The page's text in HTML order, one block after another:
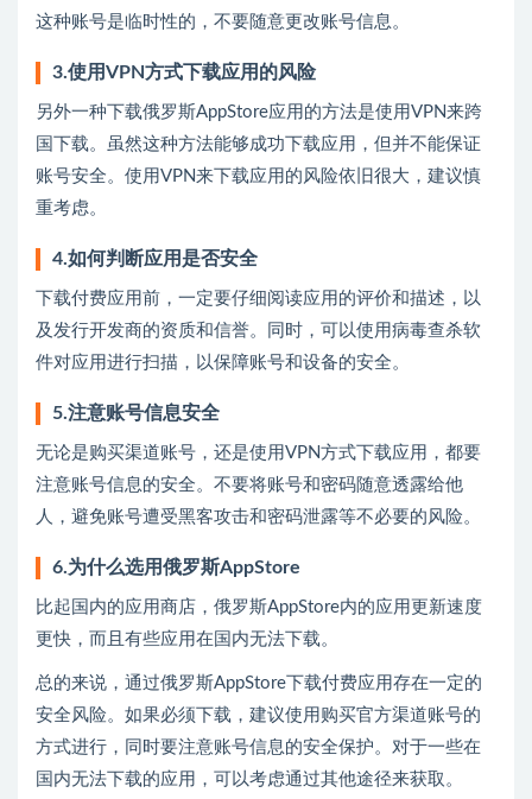
这种账号是临时性的，不要随意更改账号信息。
3.使用VPN方式下载应用的风险
另外一种下载俄罗斯AppStore应用的方法是使用VPN来跨
国下载。虽然这种方法能够成功下载应用，但并不能保证
账号安全。使用VPN来下载应用的风险依旧很大，建议慎
重考虑。
4.如何判断应用是否安全
下载付费应用前，一定要仔细阅读应用的评价和描述，以
及发行开发商的资质和信誉。同时，可以使用病毒查杀软
件对应用进行扫描，以保障账号和设备的安全。
5.注意账号信息安全
无论是购买渠道账号，还是使用VPN方式下载应用，都要
注意账号信息的安全。不要将账号和密码随意透露给他
人，避免账号遭受黑客攻击和密码泄露等不必要的风险。
6.为什么选用俄罗斯AppStore
比起国内的应用商店，俄罗斯AppStore内的应用更新速度
更快，而且有些应用在国内无法下载。
总的来说，通过俄罗斯AppStore下载付费应用存在一定的
安全风险。如果必须下载，建议使用购买官方渠道账号的
方式进行，同时要注意账号信息的安全保护。对于一些在
国内无法下载的应用，可以考虑通过其他途径来获取。